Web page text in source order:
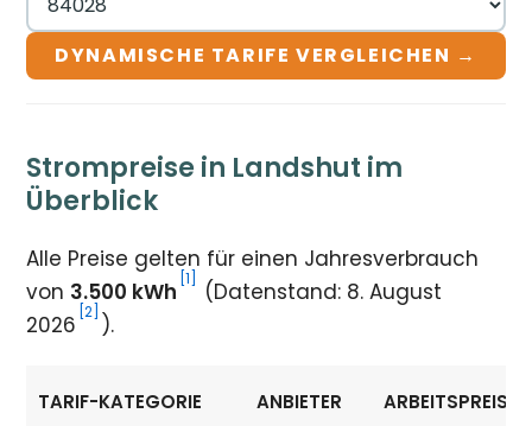
DYNAMISCHE TARIFE VERGLEICHEN →
Strompreise in Landshut im
Überblick
Alle Preise gelten für einen Jahresverbrauch
von 3.500 kWh [1]
(Datenstand: 8. August
2026 [2] ).
TARIF-KATEGORIE ANBIETER ARBEITSPREIS